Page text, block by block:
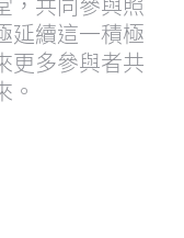
延續這一積極
更多參與者共
。